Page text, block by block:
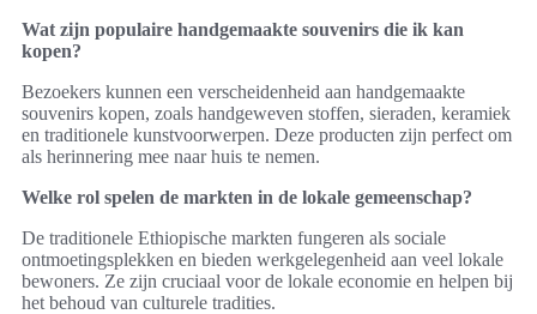
Wat zijn populaire handgemaakte souvenirs die ik kan
kopen?
Bezoekers kunnen een verscheidenheid aan handgemaakte
souvenirs kopen, zoals handgeweven stoffen, sieraden, keramiek
en traditionele kunstvoorwerpen. Deze producten zijn perfect om
als herinnering mee naar huis te nemen.
Welke rol spelen de markten in de lokale gemeenschap?
De traditionele Ethiopische markten fungeren als sociale
ontmoetingsplekken en bieden werkgelegenheid aan veel lokale
bewoners. Ze zijn cruciaal voor de lokale economie en helpen bij
het behoud van culturele tradities.